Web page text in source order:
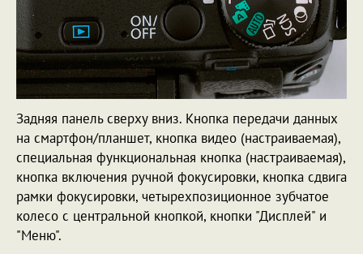
Задняя панель сверху вниз. Кнопка передачи данных
на смартфон/планшет, кнопка видео (настраиваемая),
специальная функциональная кнопка (настраиваемая),
кнопка включения ручной фокусировки, кнопка сдвига
рамки фокусировки, четырехпозиционное зубчатое
колесо с центральной кнопкой, кнопки "Дисплей" и
"Меню".